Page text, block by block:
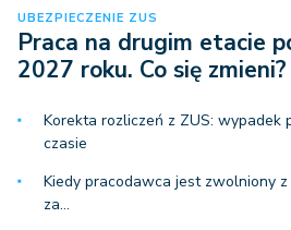
UBEZPIECZENIE ZUS
Praca na drugim etacie
2027 roku. Co się zmieni?
Korekta rozliczeń z ZUS: wypadek
czasie
Kiedy pracodawca jest zwolniony z
za…